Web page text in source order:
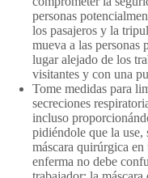
personas
los pasajeros y la
mueva a las personas
lugar alejado de los
visitantes y con una
Tome medidas para
secreciones
incluso
pidiéndole que la use,
máscara quirúrgica
enferma no debe